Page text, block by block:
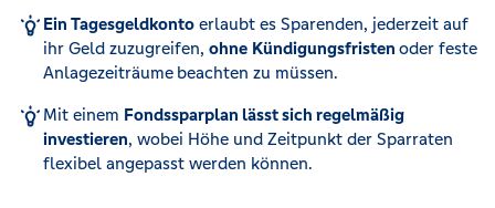
Ein Tagesgeldkontoerlaubt es Sparenden, jederzeit auf
ihr Geld zuzugreifen, ohne Kündigungsfristen oder feste
Anlagezeiträume beachten zu müssen.
Mit einem Fondssparplan lässt sich regelmäßig
investieren, wobei Höhe und Zeitpunkt der Sparraten
flexibel angepasst werden können.